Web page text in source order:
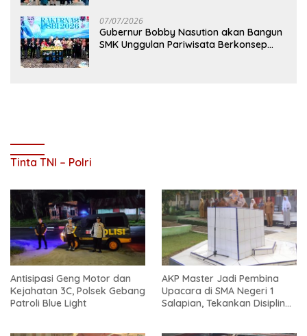
07/07/2026
Gubernur Bobby Nasution akan Bangun
SMK Unggulan Pariwisata Berkonsep
Tinta TNI – Polri
Antisipasi Geng Motor dan
Kejahatan 3C, Polsek Gebang
Patroli Blue Light
AKP Master Jadi Pembina
Upacara di SMA Negeri 1
Salapian, Tekankan Disiplin